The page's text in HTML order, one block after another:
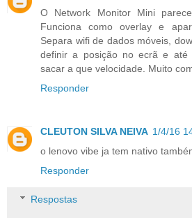
O Network Monitor Mini
Funciona como overlay e
Separa wifi de dados móveis,
definir a posição no ecrã e até
sacar a que velocidade. Muito
Responder
CLEUTON SILVA NEIVA 1/4/16
o lenovo vibe ja tem nativo
Responder
Respostas